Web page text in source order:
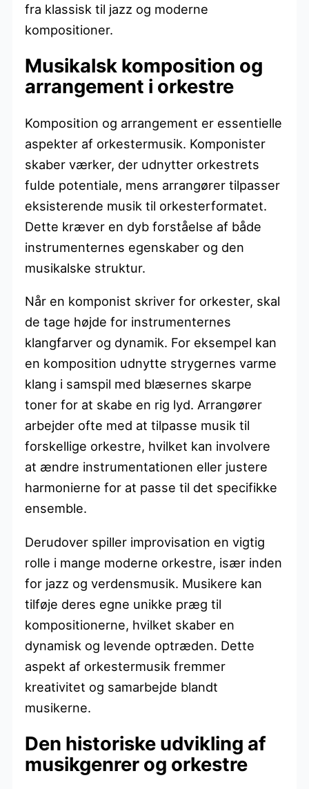
fra klassisk til jazz og moderne
kompositioner.
Musikalsk komposition og
arrangement i orkestre
Komposition og arrangement er essentielle
aspekter af orkestermusik. Komponister
skaber værker, der udnytter orkestrets
fulde potentiale, mens arrangører tilpasser
eksisterende musik til orkesterformatet.
Dette kræver en dyb forståelse af både
instrumenternes egenskaber og den
musikalske struktur.
Når en komponist skriver for orkester, skal
de tage højde for instrumenternes
klangfarver og dynamik. For eksempel kan
en komposition udnytte strygernes varme
klang i samspil med blæsernes skarpe
toner for at skabe en rig lyd. Arrangører
arbejder ofte med at tilpasse musik til
forskellige orkestre, hvilket kan involvere
at ændre instrumentationen eller justere
harmonierne for at passe til det specifikke
ensemble.
Derudover spiller improvisation en vigtig
rolle i mange moderne orkestre, især inden
for jazz og verdensmusik. Musikere kan
tilføje deres egne unikke præg til
kompositionerne, hvilket skaber en
dynamisk og levende optræden. Dette
aspekt af orkestermusik fremmer
kreativitet og samarbejde blandt
musikerne.
Den historiske udvikling af
musikgenrer og orkestre